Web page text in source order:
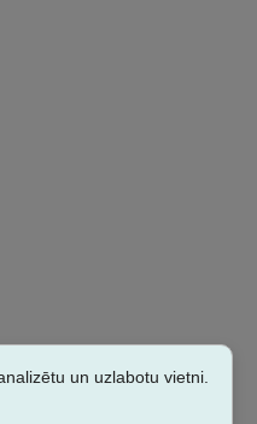
un uzlabotu vietni.